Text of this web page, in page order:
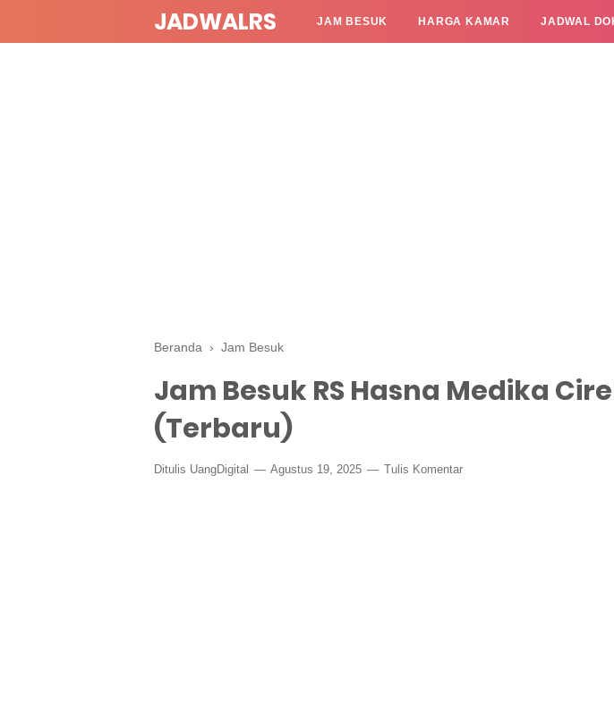
JADWALRS JAM BESUK HARGA KAMAR JADWAL
Beranda › Jam Besuk
Jam Besuk RS Hasna Medika
(Terbaru)
Ditulis UangDigital Agustus 19, 2025 Tulis Komentar